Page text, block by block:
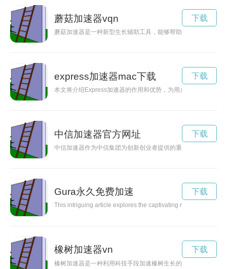
蘑菇加速器vqn
蘑菇加速器是一种新型生长辅助工具，能够帮助蘑菇在短时间
下载
express加速器mac下载
本文将介绍Express加速器的作用和优势，为用户提供更快的网
下载
中信加速器官方网址
中信加速器作为中信集团为创新创业者提供的重要平台，为科
下载
Gura永久免费加速
This intriguing article explores the captivating realm of Gura,
下载
橡树加速器vn
橡树加速器是一种利用科技手段加速橡树生长的新型设备，可
下载